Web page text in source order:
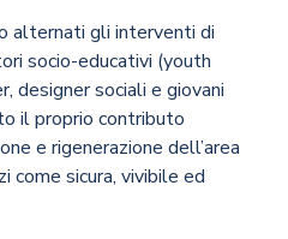
alternati gli interventi di
socio-educativi (youth
designer sociali e giovani
il proprio contributo
e rigenerazione dell’area
come sicura, vivibile ed